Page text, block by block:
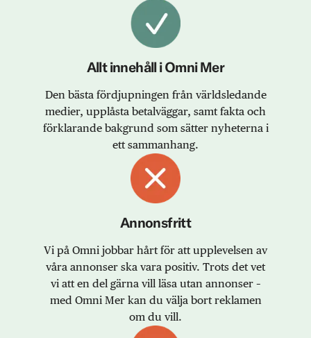
Allt innehåll i Omni Mer
Den bästa fördjupningen från världsledande
medier, upplåsta betalväggar, samt fakta och
förklarande bakgrund som sätter nyheterna i
ett sammanhang.
Annonsfritt
Vi på Omni jobbar hårt för att upplevelsen av
våra annonser ska vara positiv. Trots det vet
vi att en del gärna vill läsa utan annonser –
med Omni Mer kan du välja bort reklamen
om du vill.